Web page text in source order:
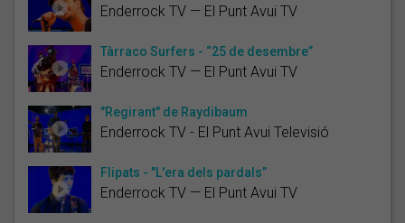
Enderrock TV — El Punt Avui TV
Tàrraco Surfers - “25 de desembre”
Enderrock TV — El Punt Avui TV
"Regirant" de Raydibaum
Enderrock TV - El Punt Avui Televisió
Flipats - "L'era dels pardals”
Enderrock TV — El Punt Avui TV